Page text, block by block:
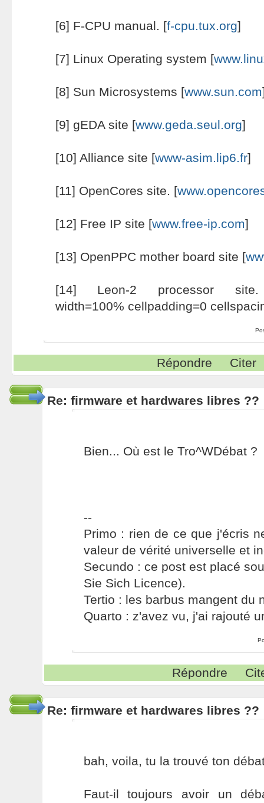
[6] F-CPU manual. [f-cpu.tux.org]
[7] Linux Operating system [
[8] Sun Microsystems [www.sun.com
[9] gEDA site [www.geda.seul.org]
[10] Alliance site [www-asim.lip6.fr]
[11] OpenCores site. [
[12] Free IP site [www.free-ip.com]
[13] OpenPPC mother board site [
[14] Leon-2 processor
width=100% cellpadding=0
Répondre Citer
Re: firmware et hardwares libres ??
Bien... Où est le Tro^WDébat ?
--
Primo : rien de ce que j'écris
valeur de vérité universelle et
Secundo : ce post est placé
Sie Sich Licence).
Tertio : les barbus mangent du
Quarto : z'avez vu, j'ai rajouté
Répondre
Re: firmware et hardwares libres ??
bah, voila, tu la trouvé ton
Faut-il toujours avoir un